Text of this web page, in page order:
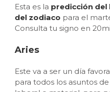
Esta es la predicción
del zodiaco para el
Consulta tu signo en
Aries
Este va a ser un día
para todos los asuntos